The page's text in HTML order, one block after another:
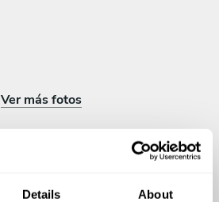
Details About
Ver más fotos